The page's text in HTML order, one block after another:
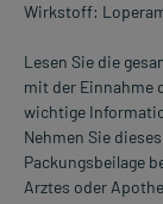
Wirkstoff:
Lesen Sie die
mit der Einnahme
wichtige
Nehmen Sie
Packungsbeilage
Arztes oder